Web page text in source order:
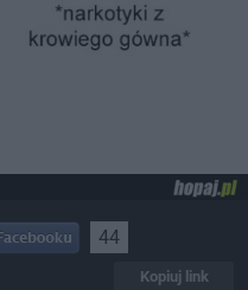
44
Kopiuj link